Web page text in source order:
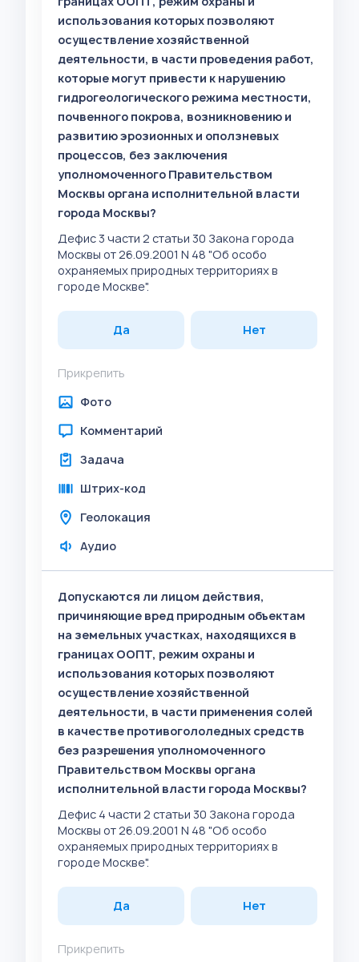
использования которых позволяют
осуществление хозяйственной
деятельности, в части проведения работ,
которые могут привести к нарушению
гидрогеологического режима местности,
почвенного покрова, возникновению и
развитию эрозионных и оползневых
процессов, без заключения
уполномоченного Правительством
Москвы органа исполнительной власти
города Москвы?
Дефис 3 части 2 статьи 30 Закона города
Москвы от 26.09.2001 N 48 "Об особо
охраняемых природных территориях в
городе Москве".
Да Нет
Прикрепить
Фото
Комментарий
Задача
Штрих-код
Геолокация
Аудио
Допускаются ли лицом действия,
причиняющие вред природным объектам
на земельных участках, находящихся в
границах ООПТ, режим охраны и
использования которых позволяют
осуществление хозяйственной
деятельности, в части применения солей
в качестве противогололедных средств
без разрешения уполномоченного
Правительством Москвы органа
исполнительной власти города Москвы?
Дефис 4 части 2 статьи 30 Закона города
Москвы от 26.09.2001 N 48 "Об особо
охраняемых природных территориях в
городе Москве".
Да Нет
Прикрепить